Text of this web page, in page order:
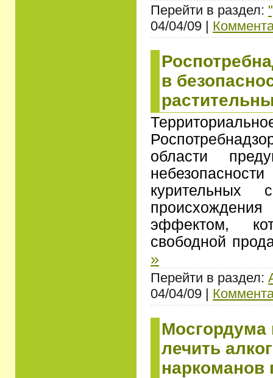
Перейти в раздел:
04/04/09 |
в
области
курительных
эффектом,
свободной
»
Перейти в раздел:
04/04/09 |
Мосгордума
лечить
наркоманов